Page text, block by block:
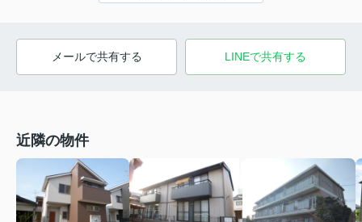
メールで共有する LINEで共有する
近隣の物件